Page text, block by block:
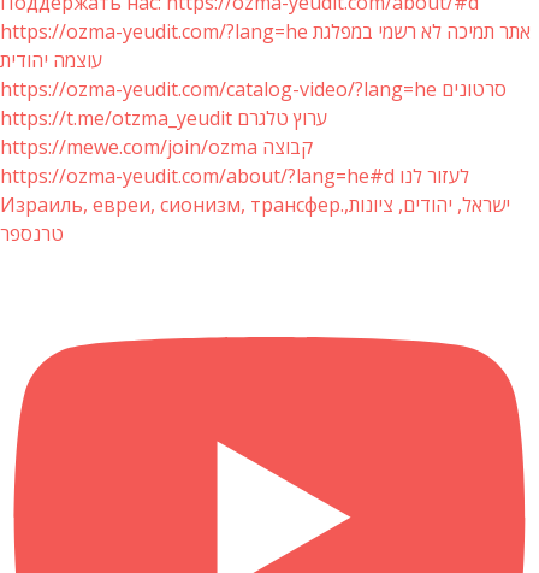
https://ozma-yeudit.com/?lang=he אתר תמיכה לא רשמי במפלגת
עוצמה יהודית
https://ozma-yeudit.com/catalog-video/?lang=he סרטונים
https://t.me/otzma_yeudit ערוץ טלגרם
https://mewe.com/join/ozma קבוצה
https://ozma-yeudit.com/about/?lang=he#d לעזור לנו
Израиль, евреи, сионизм, трансфер.ישראל, יהודים, ציונות,
טרנספר